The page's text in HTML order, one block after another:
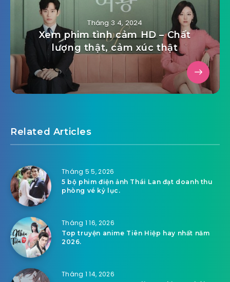
Tháng 3 4, 2024
Xem phim tình cảm HD – Chất
lượng thật, cảm xúc thật
Related Articles
Tháng 5 5, 2026
5 bộ phim điện ảnh Thái Lan đạt doanh thu
phòng vé kỷ lục.
Tháng 1 16, 2026
Top truyện anime Tiên Hiệp hay nhất năm
2026.
Tháng 1 14, 2026